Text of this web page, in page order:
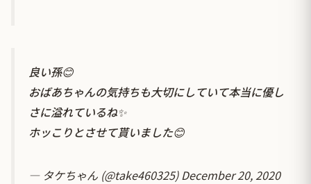
良い孫😊
おばあちゃんの気持ちも大切にしていて本当に優し
さに溢れているね✨
ホッこりとさせて貰いました😊
— タケちゃん (@take460325)December 20, 2020